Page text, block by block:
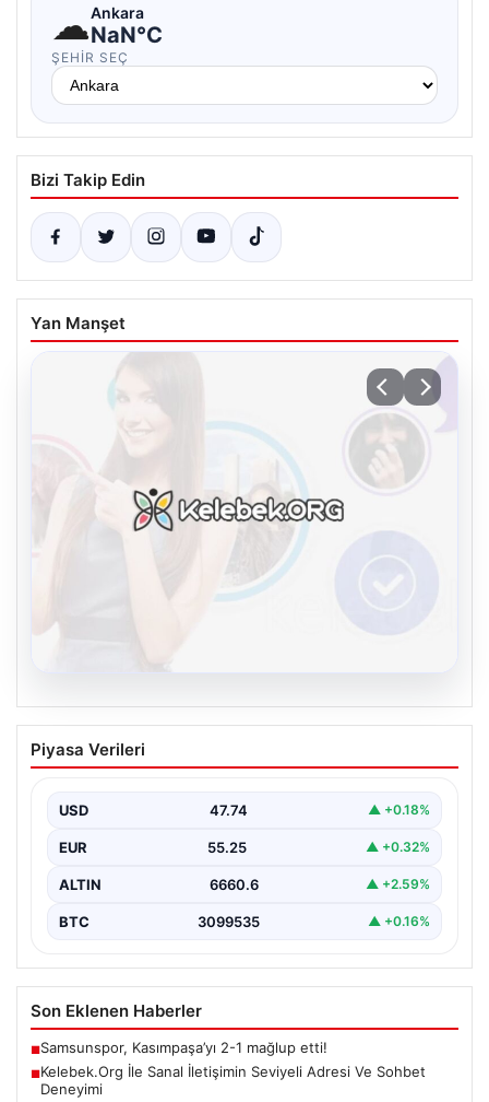
☁Ankara
NaN°C
ŞEHIR SEÇ
Bizi Takip Edin
Yan Manşet
Kelebek.Org İle Sanal İletişimin Seviyeli
Adresi Ve Sohbet Deneyimi
kurması büyük bir önem ifade etmektedir. Güncel…
Piyasa Verileri
USD 47.74 ▲ +0.18%
EUR 55.25 ▲ +0.32%
ALTIN 6660.6 ▲ +2.59%
BTC 3099535 ▲ +0.16%
Son Eklenen Haberler
■Samsunspor, Kasımpaşa’yı 2-1 mağlup etti!
■Kelebek.Org İle Sanal İletişimin Seviyeli Adresi Ve Sohbet
Deneyimi